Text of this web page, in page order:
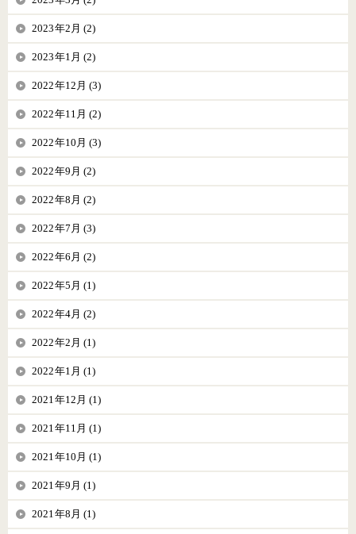
2023年2月 (2)
2023年1月 (2)
2022年12月 (3)
2022年11月 (2)
2022年10月 (3)
2022年9月 (2)
2022年8月 (2)
2022年7月 (3)
2022年6月 (2)
2022年5月 (1)
2022年4月 (2)
2022年2月 (1)
2022年1月 (1)
2021年12月 (1)
2021年11月 (1)
2021年10月 (1)
2021年9月 (1)
2021年8月 (1)